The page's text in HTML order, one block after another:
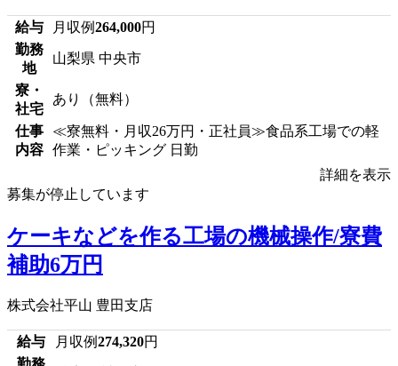
給与 月収例264,000円
勤務
地
山梨県 中央市
寮・
社宅
あり（無料）
仕事
内容
≪寮無料・月収26万円・正社員≫食品系工場での軽
作業・ピッキング 日勤
詳細を表示
募集が停止しています
ケーキなどを作る工場の機械操作/寮費
補助6万円
株式会社平山 豊田支店
給与 月収例274,320円